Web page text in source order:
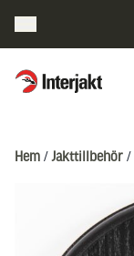
Interjakt SE
Hem / Jakttillbehör /